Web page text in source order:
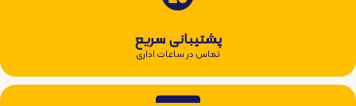
پشتیبانی سریع
تماس در ساعات اداری